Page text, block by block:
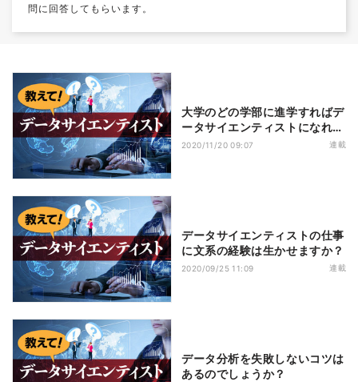
問に回答してもらいます。
大学のどの学部に進学すればデ
ータサイエンティストになれま
すか？
2020/11/20 09:07 連載
データサイエンティストの仕事
に文系の経験は生かせますか？
2020/09/25 11:09 連載
データ分析を失敗しないコツは
あるのでしょうか？